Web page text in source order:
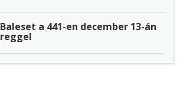
Baleset a 441-en december 13-án
reggel